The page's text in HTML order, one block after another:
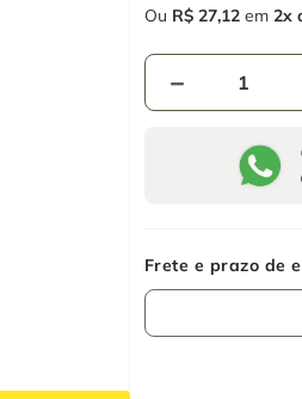
Ou R$ 27,12 em 2
－